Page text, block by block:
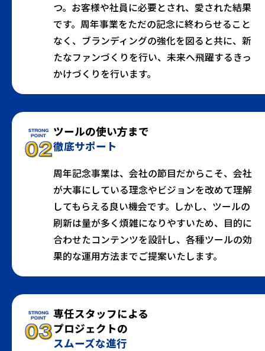
つ。お客様や社員に必要とされ、愛された結果
です。周年事業をただの記念に終わらせること
なく、ブランディングの強化を図ると共に、新
たなファンづくりを行い、未来へ飛躍するきっ
かけづくりを行います。
ツールの使い方まで
徹底サポート
周年記念事業は、会社の節目だからこそ、会社
が大事にしている理念やビジョンを改めて理解
してもらえる良い機会です。しかし、ツールの
刷新は量が多く煩雑になりやすいため、目的に
合わせたコンテンツを設計し、各種ツールの効
果的な運用方法までご提案いたします。
専任スタッフによる
プロジェクトの
スムーズな進行